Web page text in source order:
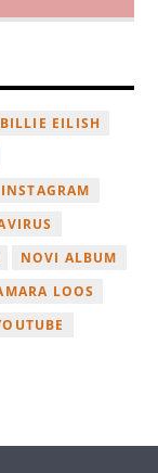
BILLIE EILISH
INSTAGRAM
NOVI ALBUM
LOOS